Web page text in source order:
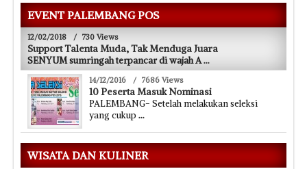
EVENT PALEMBANG POS
12/02/2018 / 730 Views
Support Talenta Muda, Tak Menduga Juara
SENYUM sumringah terpancar di wajah A...
14/12/2016 / 7686 Views
10 Peserta Masuk Nominasi
PALEMBANG- Setelah melakukan seleksi
yang cukup ...
WISATA DAN KULINER